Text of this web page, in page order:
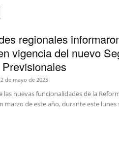
regionales
vigencia del nuevo
de mayo de 2025
las nuevas funcionalidades de la
marzo de este año, durante este lunes